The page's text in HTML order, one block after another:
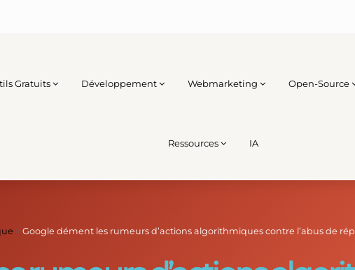
Gratuits Développement Webmarketing Open-Source
Ressources IA
> Google dément les rumeurs d’actions algorithmiques contre l’abus de